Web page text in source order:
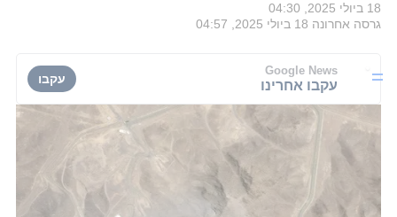
18 ביולי 2025, 04:30
גרסה אחרונה 18 ביולי 2025, 04:57
Google News
עקבו אחרינו עקבו